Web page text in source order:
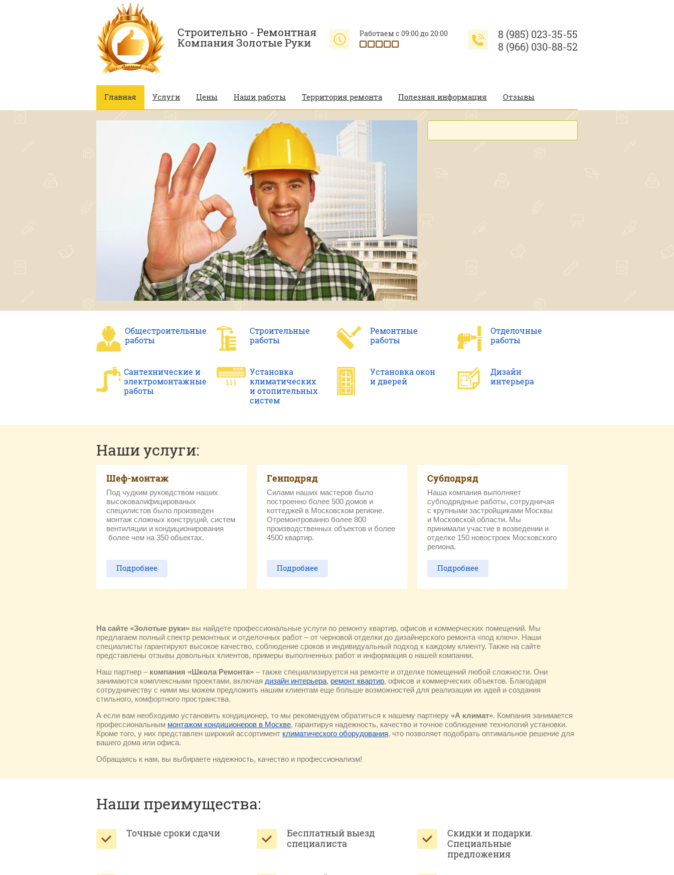
Строительно - Ремонтная
Компания Золотые Руки
8 (985) 023-35-55
8 (966) 030-88-52
Работаем с 09:00 до 20:00
Главная Услуги Цены Наши работы Территория ремонта Полезная информация Отзывы
Общестроительные
работы
Строительные
работы
Ремонтные
работы
Отделочные
работы
Сантехнические и
электромонтажные
работы
Установка
климатических
и отопительных
систем
Установка окон
и дверей
Дизайн
интерьера
Наши услуги:
Шеф-монтаж
Под чудким руковдством наших
высоковалифицированых
специлистов было произведен
монтаж сложных конструций, систем
вентиляции и кондиционирования
более чем на 350 обьектах.
Подробнее
Генподряд
Силами наших мастеров было
построенно более 500 домов и
коттеджей в Московском регионе.
Отремонтрованно более 800
производственных объектов и более
4500 квартир.
Подробнее
Субподряд
Наша компания выполняет
субподрядные работы, сотрудничая
с крупными застройщиками Москвы
и Московской области. Мы
принимали участие в возведении и
отделке 150 новостроек Московского
региона.
Подробнее
На сайте «Золотые руки» вы найдете профессиональные услуги по ремонту квартир, офисов и коммерческих помещений. Мы
предлагаем полный спектр ремонтных и отделочных работ – от черновой отделки до дизайнерского ремонта «под ключ». Наши
специалисты гарантируют высокое качество, соблюдение сроков и индивидуальный подход к каждому клиенту. Также на сайте
представлены отзывы довольных клиентов, примеры выполненных работ и информация о нашей компании.
Наш партнер – компания «Школа Ремонта» – также специализируется на ремонте и отделке помещений любой сложности. Они
занимаются комплексными проектами, включая дизайн интерьера, ремонт квартир, офисов и коммерческих объектов. Благодаря
сотрудничеству с ними мы можем предложить нашим клиентам еще больше возможностей для реализации их идей и создания
стильного, комфортного пространства.
А если вам необходимо установить кондиционер, то мы рекомендуем обратиться к нашему партнеру «А климат». Компания занимается
профессиональным монтажом кондиционеров в Москве, гарантируя надежность, качество и точное соблюдение технологий установки.
Кроме того, у них представлен широкий ассортимент климатического оборудования, что позволяет подобрать оптимальное решение для
вашего дома или офиса.
Обращаясь к нам, вы выбираете надежность, качество и профессионализм!
Наши преимущества:
Точные сроки сдачи
Бесплатный выезд
специалиста
Скидки и подарки.
Специальные
предложения